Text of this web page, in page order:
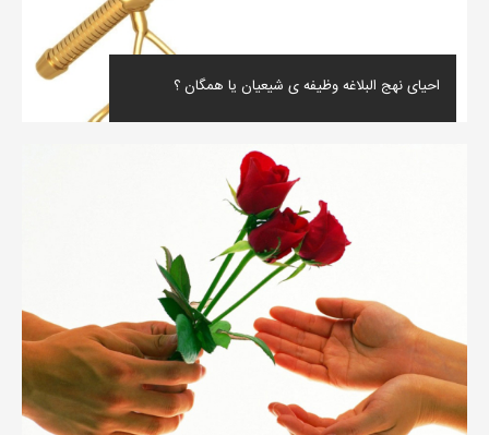
احیای نهج البلاغه وظیفه ی شیعیان یا همگان ؟